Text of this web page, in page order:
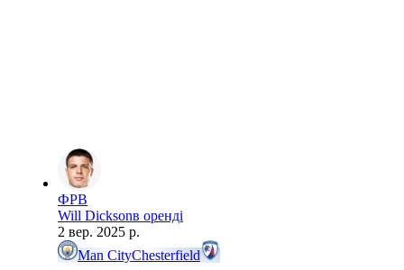
ФРВ
Will Dicksonв оренді
2 вер. 2025 р.
Man CityChesterfield